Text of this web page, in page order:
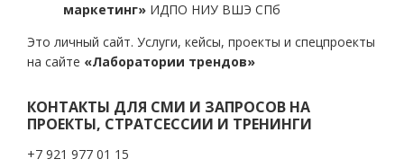
маркетинг» ИДПО НИУ ВШЭ СПб
Это личный сайт. Услуги, кейсы, проекты и спецпроекты
на сайте «Лаборатории трендов»
КОНТАКТЫ ДЛЯ СМИ И ЗАПРОСОВ НА
ПРОЕКТЫ, СТРАТСЕССИИ И ТРЕНИНГИ
+7 921 977 01 15